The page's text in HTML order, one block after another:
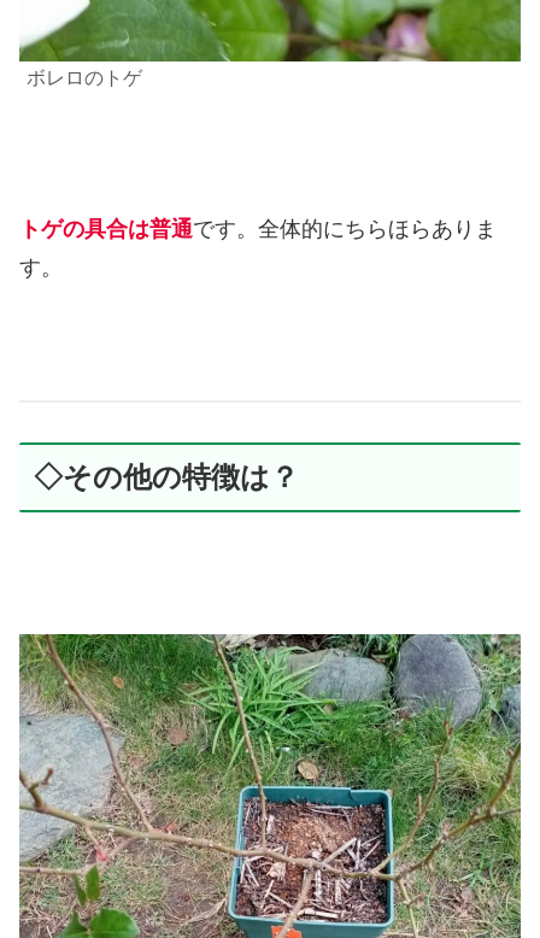
ボレロのトゲ
トゲの具合は普通です。全体的にちらほらありま
す。
◇その他の特徴は？